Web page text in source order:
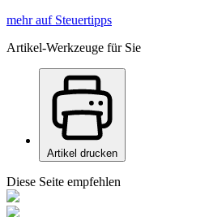
mehr auf Steuertipps
Artikel-Werkzeuge für Sie
Artikel drucken
Diese Seite empfehlen